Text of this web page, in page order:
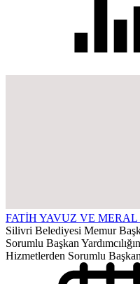
FATİH YAVUZ VE
Silivri Belediyesi Memur
Sorumlu Başkan
Hizmetlerden Sorumlu